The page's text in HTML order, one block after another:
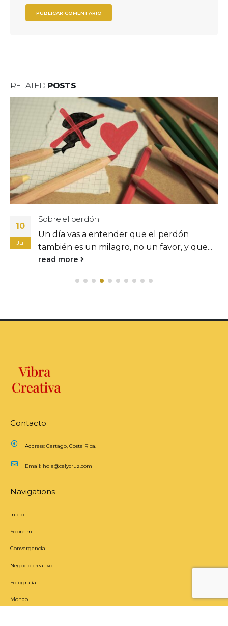
RELATED POSTS
10
Jul
Sobre el perdón
Un día vas a entender que el perdón
también es un milagro, no un favor, y que...
read more
Contacto
Address: Cartago, Costa Rica.
Email: hola@celycruz.com
Navigations
Inicio
Sobre mí
Convergencia
Negocio creativo
Fotografía
Mondo